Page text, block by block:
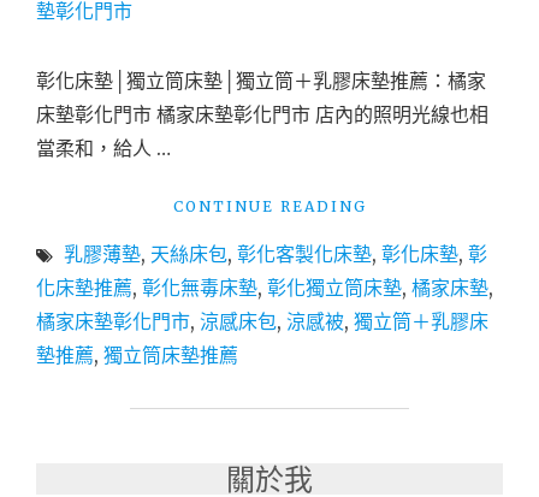
彰化床墊│獨立筒床墊│獨立筒＋乳膠床墊推薦：橘家
床墊彰化門市 橘家床墊彰化門市 店內的照明光線也相
當柔和，給人 …
CONTINUE READING
床
墊
薦
立
乳膠薄墊, 天絲床包, 彰化客製化床墊, 彰化床墊, 彰
化床墊推薦, 彰化無毒床墊, 彰化獨立筒床墊, 橘家床墊,
橘家床墊彰化門市, 涼感床包, 涼感被, 獨立筒＋乳膠床
墊推薦, 獨立筒床墊推薦
關於我